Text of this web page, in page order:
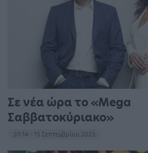
Σε νέα ώρα το «Mega
Σαββατοκύριακο»
20:14 - 15 Σεπτεμβρίου 2023